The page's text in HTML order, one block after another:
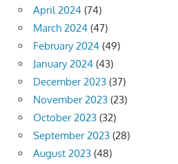
April 2024 (74)
March 2024 (47)
February 2024 (49)
January 2024 (43)
December 2023 (37)
November 2023 (23)
October 2023 (32)
September 2023 (28)
August 2023 (48)